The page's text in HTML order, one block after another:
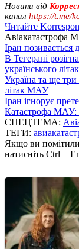
Новини від
канал https://t.me/
Читайте
Авіакатастрофа
Іран
В Тегерані
українського
Україна та ще
літак МАУ
Іран ігнорує
Катастрофа МАУ:
СПЕЦТЕМА:
ТЕГИ:
Якщо ви помітили
натисніть Ctrl +